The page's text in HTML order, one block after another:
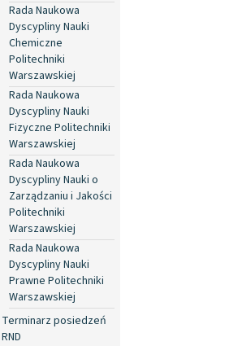
Rada Naukowa
Dyscypliny Nauki
Chemiczne
Politechniki
Warszawskiej
Rada Naukowa
Dyscypliny Nauki
Fizyczne Politechniki
Warszawskiej
Rada Naukowa
Dyscypliny Nauki o
Zarządzaniu i Jakości
Politechniki
Warszawskiej
Rada Naukowa
Dyscypliny Nauki
Prawne Politechniki
Warszawskiej
Terminarz posiedzeń
RND